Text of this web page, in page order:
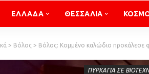
ΕΛΛΑΔΑ ΘΕΣΣΑΛΙΑ
> Βόλος > Βόλος: Κομμένο καλώδιο προκάλεσε
ΠΥΡΚΑΓΙΑ ΣΕ